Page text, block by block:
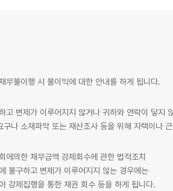
무불이행 시 불이익에 대한 안내를 하게 됩니다.
변제가 이루어지지 않거나 귀하와 연락이 닿지
나 소재파악 또는 재산조사 등을 위해 자택이나
의한 채무금액 강제회수에 관한 법적조치
불구하고 변제가 이루어지지 않는 경우에는
강제집행을 통한 채권 회수 등을 하게 됩니다.